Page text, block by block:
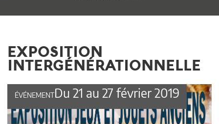
EXPOSITION
INTERGÉNÉRATIONNELLE
ÉVÉNEMENTDu 21 au 27 février 2019